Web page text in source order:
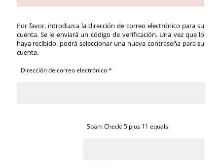
Por favor, introduzca la dirección de correo electrónico para su
cuenta. Se le enviará un código de verificación. Una vez que lo
haya recibido, podrá seleccionar una nueva contraseña para su
cuenta.
Dirección de correo electrónico*
Spam Check: 5 plus 11 equals